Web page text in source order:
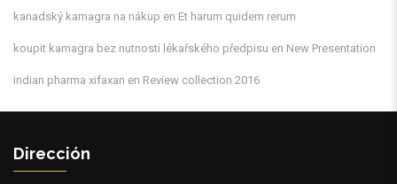
kanadský kamagra na nákup en Et harum quidem rerum
koupit kamagra bez nutnosti lékařského předpisu en New Presentation
indian pharma xifaxan en Review collection 2016
Dirección